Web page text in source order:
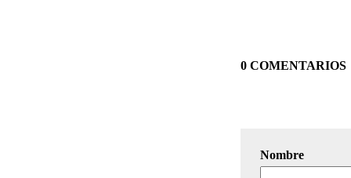
0 COMENTARIOS
Nombre